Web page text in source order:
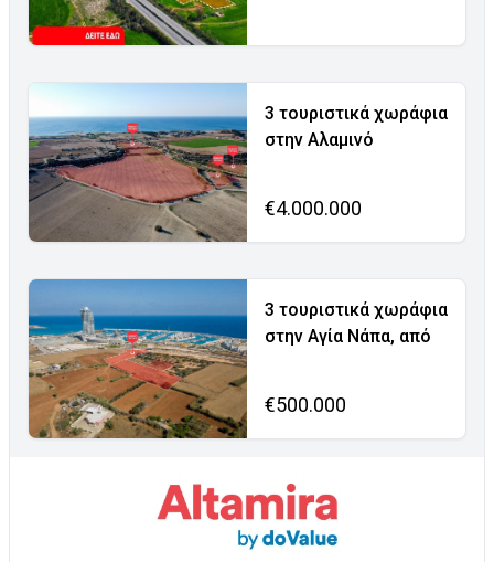
3 τουριστικά χωράφια
στην Αλαμινό
€4.000.000
3 τουριστικά χωράφια
στην Αγία Νάπα, από
€500.000